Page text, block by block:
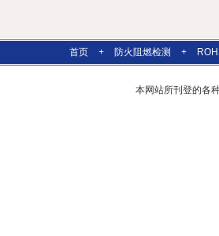
首页 + 防火阻燃检测 +
本网站所刊登的各